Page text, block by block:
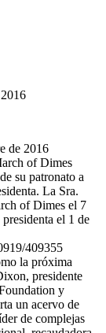
de 2016
of Dimes
su patronato a
La Sra.
of Dimes el 7
el 1 de
409355
la próxima
presidente
y
un acervo de
de complejas